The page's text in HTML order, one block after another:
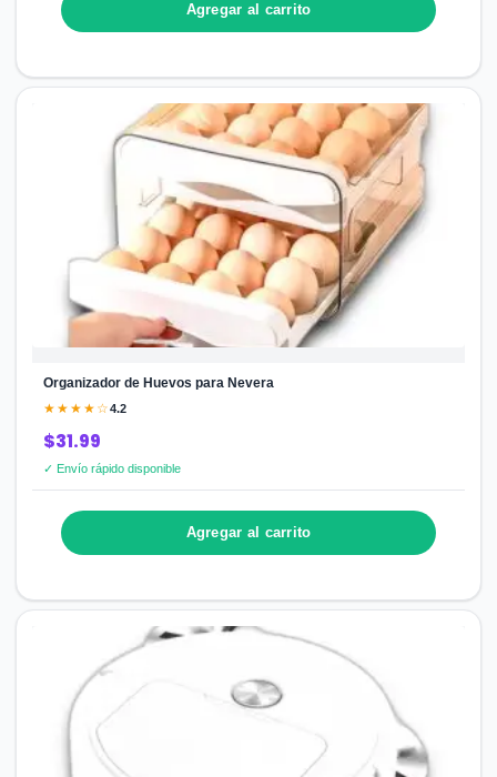
Agregar al carrito
Organizador de Huevos para Nevera
★★★★☆4.2
$31.99
✓ Envío rápido disponible
Agregar al carrito